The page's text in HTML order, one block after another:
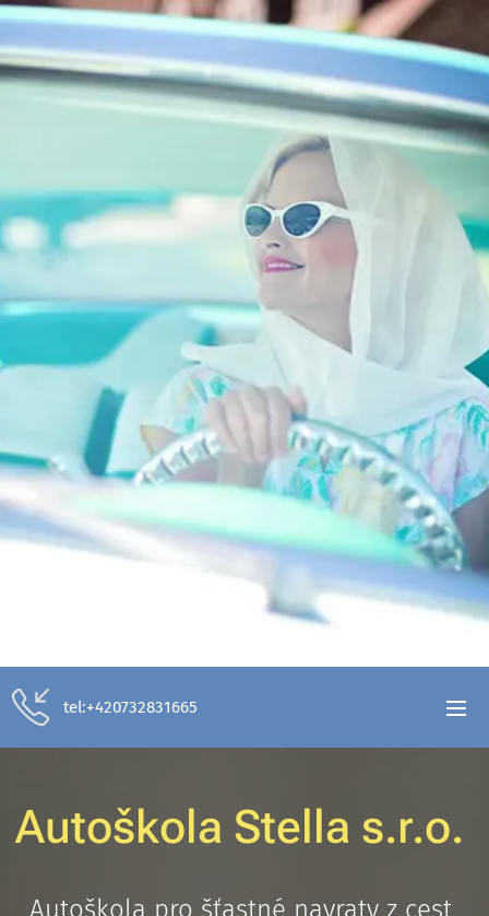
tel:+420732831665
Autoškola Stella s.r.o.
Autoškola pro šťastné navraty z cest